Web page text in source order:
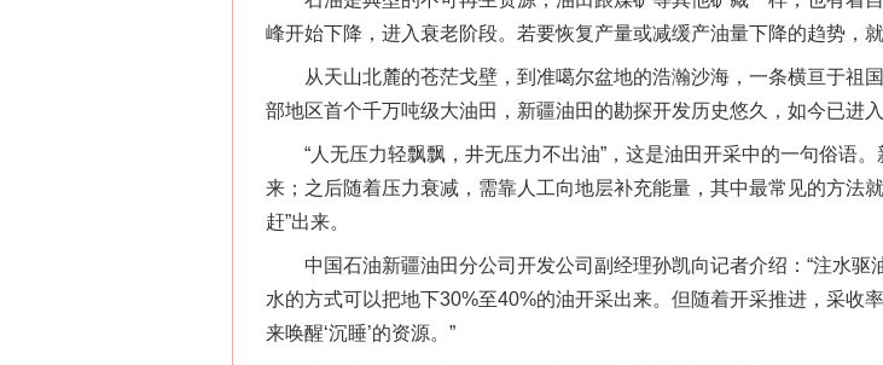
峰开始下降，进入衰老阶段。若要恢复产量或减缓产油量下降的趋势，
从天山北麓的苍茫戈壁，到准噶尔盆地的浩瀚沙海，一条横亘于祖国
部地区首个千万吨级大油田，新疆油田的勘探开发历史悠久，如今已进入
“人无压力轻飘飘，井无压力不出油”，这是油田开采中的一句俗语。
来；之后随着压力衰减，需靠人工向地层补充能量，其中最常见的方法
赶”出来。
中国石油新疆油田分公司开发公司副经理孙凯向记者介绍：“注水驱
水的方式可以把地下30%至40%的油开采出来。但随着开采推进，采收
来唤醒‘沉睡’的资源。”